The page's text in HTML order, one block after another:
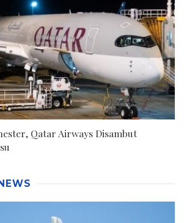
Qatar Airways Disambut